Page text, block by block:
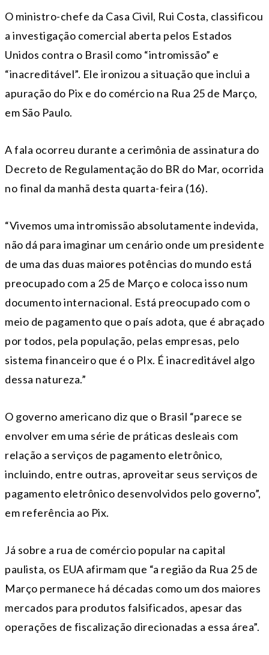
O ministro-chefe da Casa Civil, Rui Costa, classificou
a investigação comercial aberta pelos Estados
Unidos contra o Brasil como “intromissão” e
“inacreditável”. Ele ironizou a situação que inclui a
apuração do Pix e do comércio na Rua 25 de Março,
em São Paulo.
A fala ocorreu durante a cerimônia de assinatura do
Decreto de Regulamentação do BR do Mar, ocorrida
no final da manhã desta quarta-feira (16).
“Vivemos uma intromissão absolutamente indevida,
não dá para imaginar um cenário onde um presidente
de uma das duas maiores potências do mundo está
preocupado com a 25 de Março e coloca isso num
documento internacional. Está preocupado com o
meio de pagamento que o país adota, que é abraçado
por todos, pela população, pelas empresas, pelo
sistema financeiro que é o PIx. É inacreditável algo
dessa natureza.”
O governo americano diz que o Brasil “parece se
envolver em uma série de práticas desleais com
relação a serviços de pagamento eletrônico,
incluindo, entre outras, aproveitar seus serviços de
pagamento eletrônico desenvolvidos pelo governo”,
em referência ao Pix.
Já sobre a rua de comércio popular na capital
paulista, os EUA afirmam que “a região da Rua 25 de
Março permanece há décadas como um dos maiores
mercados para produtos falsificados, apesar das
operações de fiscalização direcionadas a essa área”.